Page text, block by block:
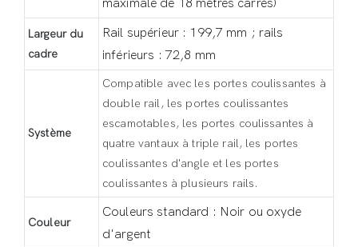
Largeur du
cadre
Rail supérieur : 199,7 mm ; rails
inférieurs : 72,8 mm
Système
Compatible avec les portes coulissantes à
double rail, les portes coulissantes
escamotables, les portes coulissantes à
quatre vantaux à triple rail, les portes
coulissantes d'angle et les portes
coulissantes à plusieurs rails.
Couleur
Couleurs standard : Noir ou oxyde
d'argent